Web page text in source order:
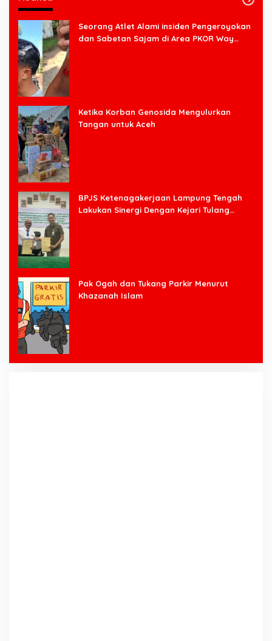
Seorang Atlet Alami insiden Pengeroyokan
dan Sabetan Sajam di Area PKOR Way
Ketika Korban Genosida Mengulurkan
Tangan untuk Aceh
BPJS Ketenagakerjaan Lampung Tengah
Lakukan Sinergi Dengan Kejari Tulang
Pak Ogah dan Tukang Parkir Menurut
Khazanah Islam